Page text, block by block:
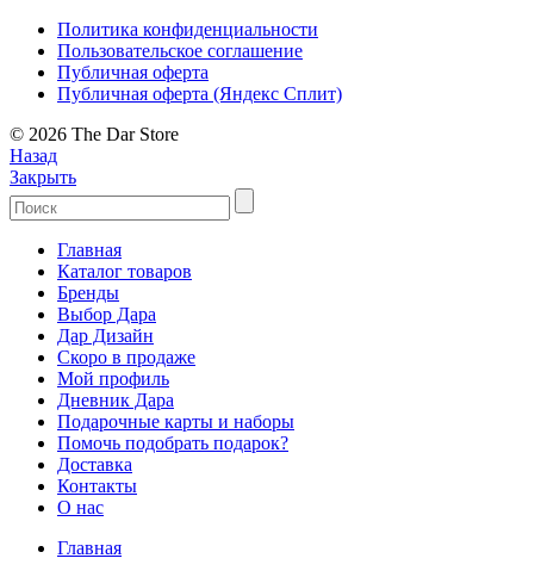
Политика конфиденциальности
Пользовательское соглашение
Публичная оферта
Публичная оферта (Яндекс Сплит)
© 2026 The Dar Store
Назад
Закрыть
Главная
Каталог товаров
Бренды
Выбор Дара
Дар Дизайн
Скоро в продаже
Мой профиль
Дневник Дара
Подарочные карты и наборы
Помочь подобрать подарок?
Доставка
Контакты
О нас
Главная